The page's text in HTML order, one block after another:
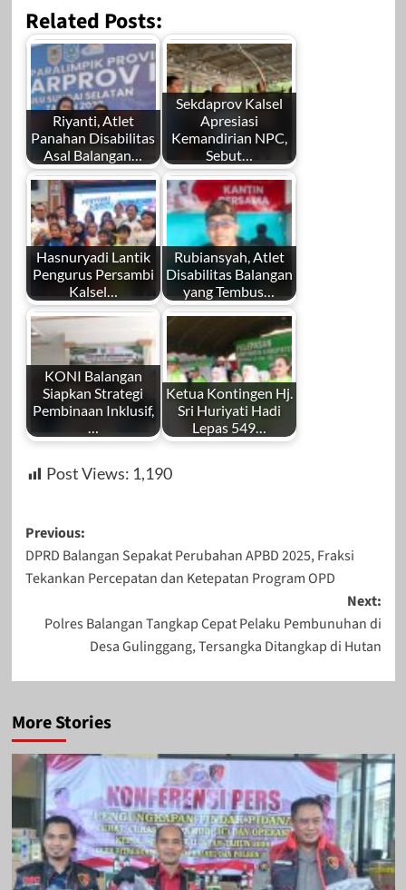
Related Posts:
Riyanti, Atlet
Panahan Disabilitas
Asal Balangan…
Sekdaprov Kalsel
Apresiasi
Kemandirian NPC,
Sebut…
Hasnuryadi Lantik
Pengurus Persambi
Kalsel…
Rubiansyah, Atlet
Disabilitas Balangan
yang Tembus…
KONI Balangan
Siapkan Strategi
Pembinaan Inklusif,
…
Ketua Kontingen Hj.
Sri Huriyati Hadi
Lepas 549…
Post Views: 1,190
Post
navigation
Previous:
DPRD Balangan Sepakat Perubahan APBD 2025, Fraksi
Tekankan Percepatan dan Ketepatan Program OPD
Next:
Polres Balangan Tangkap Cepat Pelaku Pembunuhan di
Desa Gulinggang, Tersangka Ditangkap di Hutan
More Stories